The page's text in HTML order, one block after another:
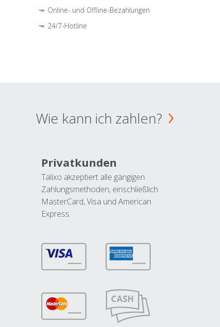
Online- und Offline-Bezahlungen
24/7-Hotline
Wie kann ich zahlen?
Privatkunden
Talixo akzeptiert alle gängigen
Zahlungsmethoden, einschließlich
MasterCard, Visa und American
Express.